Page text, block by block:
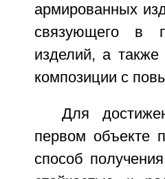
армированных
связующего в
изделий, а
композиции с
Для
первом объекте
способ